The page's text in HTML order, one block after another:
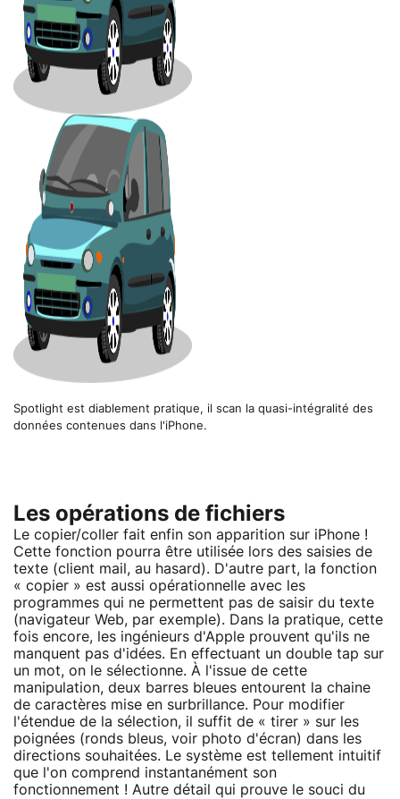
Spotlight est diablement pratique, il scan la quasi-intégralité des
données contenues dans l'iPhone.
Les opérations de fichiers
Le copier/coller fait enfin son apparition sur iPhone !
Cette fonction pourra être utilisée lors des saisies de
texte (client mail, au hasard). D'autre part, la fonction
« copier » est aussi opérationnelle avec les
programmes qui ne permettent pas de saisir du texte
(navigateur Web, par exemple). Dans la pratique, cette
fois encore, les ingénieurs d'Apple prouvent qu'ils ne
manquent pas d'idées. En effectuant un double tap sur
un mot, on le sélectionne. À l'issue de cette
manipulation, deux barres bleues entourent la chaine
de caractères mise en surbrillance. Pour modifier
l'étendue de la sélection, il suffit de « tirer » sur les
poignées (ronds bleus, voir photo d'écran) dans les
directions souhaitées. Le système est tellement intuitif
que l'on comprend instantanément son
fonctionnement ! Autre détail qui prouve le souci du